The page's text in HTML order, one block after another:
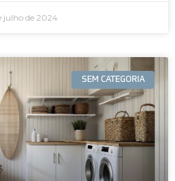
julho de 2024
SEM CATEGORIA